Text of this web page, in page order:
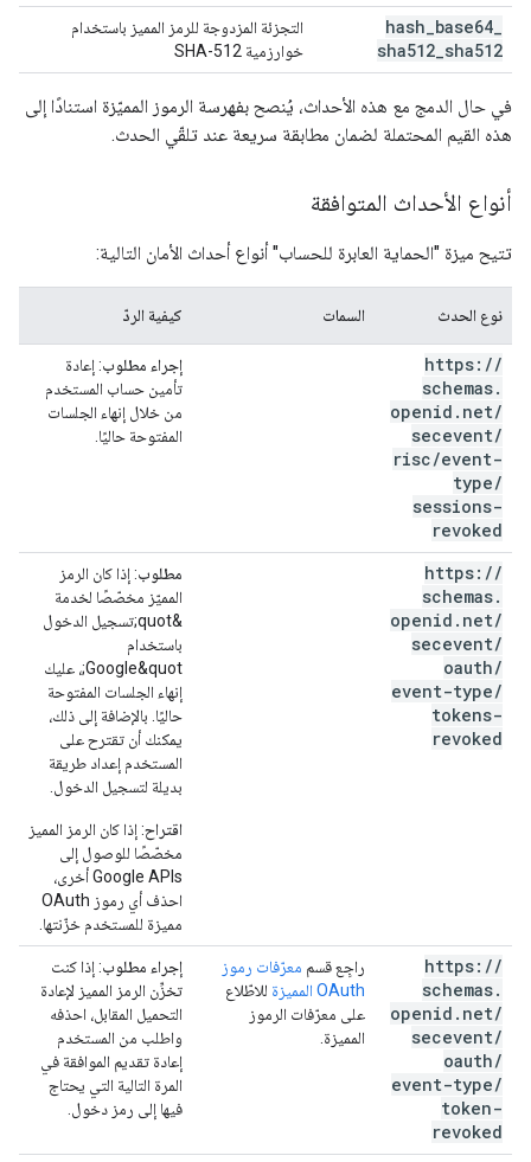
hash base64
sha512 sha512
التجزئة المزدوجة للرمز المميز باستخدام
خوارزمية SHA-512
في حال الدمج مع هذه الأحداث، يُنصح بفهرسة الرموز المميّزة استنادًا إلى
هذه القيم المحتملة لضمان مطابقة سريعة عند تلقّي الحدث.
أنواع الأحداث المتوافقة
تتيح ميزة "الحماية العابرة للحساب" أنواع أحداث الأمان التالية:
نوع الحدث السمات كيفية الردّ
https: //
schemas.
openid . net/
secevent/
risc/event-
type/
sessions-
revoked
إجراء مطلوب: إعادة
تأمين حساب المستخدم
من خلال إنهاء الجلسات
المفتوحة حاليًا.
https: //
schemas.
openid . net/
secevent/
oauth/
event-type/
tokens-
revoked
مطلوب: إذا كان الرمز
المميّز مخصّصًا لخدمة
&quot;تسجيل الدخول
باستخدام
Google&quot;، عليك
إنهاء الجلسات المفتوحة
حاليًا. بالإضافة إلى ذلك،
يمكنك أن تقترح على
المستخدم إعداد طريقة
بديلة لتسجيل الدخول.
اقتراح: إذا كان الرمز المميز
مخصّصًا للوصول إلى
Google APIs أخرى،
احذف أي رموز OAuth
مميزة للمستخدم خزّنتها.
https: //
schemas.
openid . net/
secevent/
oauth/
event-type/
token-
revoked
راجِع قسم معرّفات رموز
OAuth المميزة
للاطّلاع
على معرّفات الرموز
المميزة.
إجراء مطلوب: إذا كنت
تخزِّن الرمز المميز لإعادة
التحميل المقابل، احذفه
واطلب من المستخدم
إعادة تقديم الموافقة في
المرة التالية التي يحتاج
فيها إلى رمز دخول.